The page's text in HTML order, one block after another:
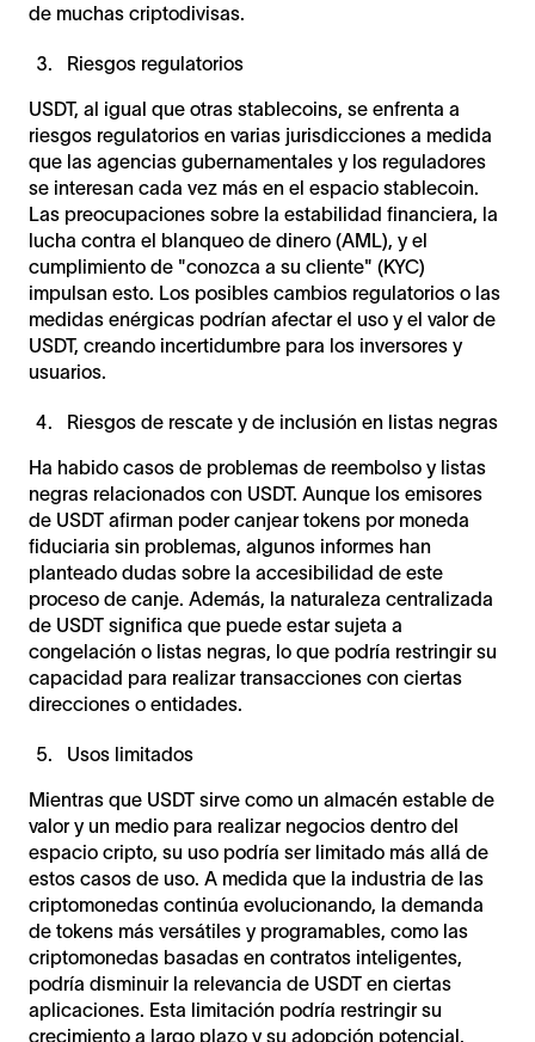
de muchas criptodivisas.
Riesgos regulatorios
USDT, al igual que otras stablecoins, se enfrenta a
riesgos regulatorios en varias jurisdicciones a medida
que las agencias gubernamentales y los reguladores
se interesan cada vez más en el espacio stablecoin.
Las preocupaciones sobre la estabilidad financiera, la
lucha contra el blanqueo de dinero (AML), y el
cumplimiento de "conozca a su cliente" (KYC)
impulsan esto. Los posibles cambios regulatorios o las
medidas enérgicas podrían afectar el uso y el valor de
USDT, creando incertidumbre para los inversores y
usuarios.
Riesgos de rescate y de inclusión en listas negras
Ha habido casos de problemas de reembolso y listas
negras relacionados con USDT. Aunque los emisores
de USDT afirman poder canjear tokens por moneda
fiduciaria sin problemas, algunos informes han
planteado dudas sobre la accesibilidad de este
proceso de canje. Además, la naturaleza centralizada
de USDT significa que puede estar sujeta a
congelación o listas negras, lo que podría restringir su
capacidad para realizar transacciones con ciertas
direcciones o entidades.
Usos limitados
Mientras que USDT sirve como un almacén estable de
valor y un medio para realizar negocios dentro del
espacio cripto, su uso podría ser limitado más allá de
estos casos de uso. A medida que la industria de las
criptomonedas continúa evolucionando, la demanda
de tokens más versátiles y programables, como las
criptomonedas basadas en contratos inteligentes,
podría disminuir la relevancia de USDT en ciertas
aplicaciones. Esta limitación podría restringir su
crecimiento a largo plazo y su adopción potencial.